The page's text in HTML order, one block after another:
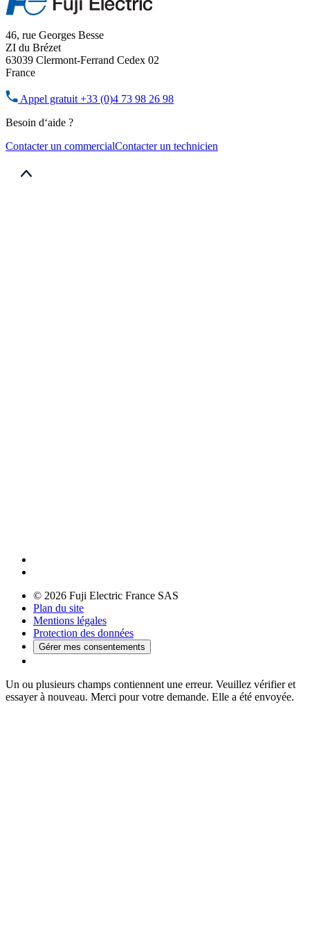
46, rue Georges Besse
ZI du Brézet
63039 Clermont-Ferrand Cedex 02
France
Appel gratuit +33 (0)4 73 98 26 98
Besoin d‘aide ?
Contacter un commercialContacter un technicien
© 2026 Fuji Electric France SAS
Plan du site
Mentions légales
Protection des données
Gérer mes consentements
Un ou plusieurs champs contiennent une erreur. Veuillez vérifier et
essayer à nouveau. Merci pour votre demande. Elle a été envoyée.